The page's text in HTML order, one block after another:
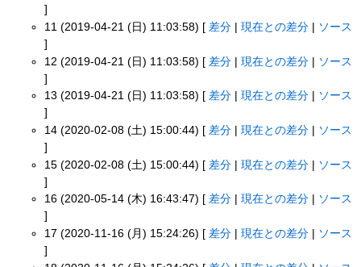
]
11 (2019-04-21 (日) 11:03:58) [ 差分 |現在との差分
ソース
]
12 (2019-04-21 (日) 11:03:58) [ 差分 |現在との差分 | ソース
]
13 (2019-04-21 (日) 11:03:58) [ 差分 |現在との差分
ソース
]
14 (2020-02-08 (土) 15:00:44) [ 差分 |現在との差分
ソース
]
15 (2020-02-08 (土) 15:00:44) [ 差分 |現在との差分 | ソース
]
16 (2020-05-14 (木) 16:43:47) [ 差分 |現在との差分
ソース
]
17 (2020-11-16 (月) 15:24:26) [ 差分 |現在との差分
ソース
]